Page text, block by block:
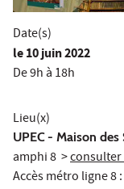
Date(s)
le10 juin 2022
De 9h à 18h
Lieu(x)
UPEC- Maison des
amphi 8 >
Accès métro ligne